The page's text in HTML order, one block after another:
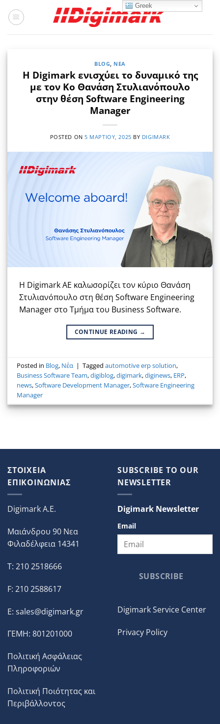
στο
BLOG, ΝΈΑ
Η Digimark ενισχύει το δυναμικό της
με τον Κο Θανάση Στυλιανόπουλο
στην θέση Software Engineering
Manager
POSTED ON 5 ΜΑΡΤΊΟΥ, 2025 BY DIGIMARK
H Digimark ΑΕ καλωσορίζει τον κύριο Θανάση
Στυλιανόπουλο στη θέση Software Engineering
Manager στo Τμήμα του Business Software.
CONTINUE READING →
Posted in Blog, Νέα | Taggedautomotive erp solution,
Business Software Team,digiblog,digimark,diginews, ERP,
news,Software Development Manager,Software Engineering
Manager
ΣΤΟΙΧΕΙΑ
ΕΠΙΚΟΙΝΩΝΙΑΣ
Digimark A.E.
Μαιάνδρου 90 Νεα
Φιλαδέλφεια 14341
T: 210 2518666
F: 210 2588617
E: sales@digimark.gr
ΓΕΜΗ: 801201000
Πολιτική Ασφάλειας
Πληροφοριών
Πολιτική Ποιότητας και
Περιβάλλοντος
SUBSCRIBE TO OUR
NEWSLETTER
Digimark Newsletter
Email
SUBSCRIBE
Digimark Service Center
Privacy Policy
Greek